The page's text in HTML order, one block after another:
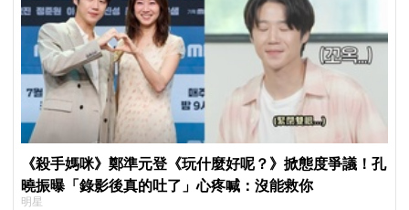
《殺手媽咪》鄭準元登《玩什麼好呢？》掀態度爭議！孔
曉振曝「錄影後真的吐了」心疼喊：沒能救你
明星